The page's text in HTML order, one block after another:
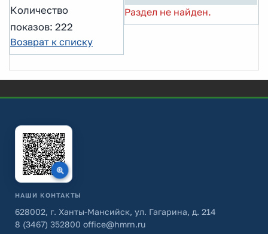
Количество
показов: 222
Возврат к списку
Раздел не найден.
НАШИ КОНТАКТЫ
628002, г. Ханты-Мансийск, ул. Гагарина, д. 214
8 (3467) 352800 office@hmrn.ru